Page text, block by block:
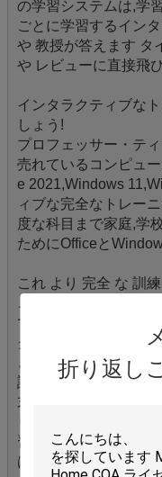
折り返し
の学習システムは,学
ごとに学習するイン
や 教授が答えます タ
や レビューに直接飛
インタラクティブな
しょう!
プロフェッサー・テ
売れているコンピュ
e 2021,Windows
ィブな完全なトレー
度な科目まで家庭,学
ためにOfficeと
これ より 完全 な 訓
この完全な学習シス
できるように設計さ
グを開始する前に,事
きます.また,スキル評
評価し,見直すための
末クイズ質問と完了
ります. プロフェッ
習プロセスを通じて
は,語彙表が含まれて